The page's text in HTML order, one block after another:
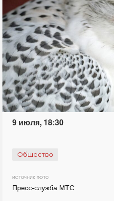
9 июля, 18:30
Общество
ИСТОЧНИК ФОТО
Пресс-служба МТС